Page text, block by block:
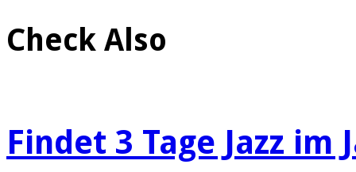
Check Also
Findet 3 Tage Jazz im